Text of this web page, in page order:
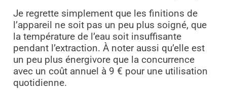
Je regrette simplement que les finitions de
l’appareil ne soit pas un peu plus soigné, que
la température de l’eau soit insuffisante
pendant l’extraction. À noter aussi qu’elle est
un peu plus énergivore que la concurrence
avec un coût annuel à 9 € pour une utilisation
quotidienne.